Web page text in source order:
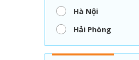
Hà Nội
Hải Phòng
Nghệ An